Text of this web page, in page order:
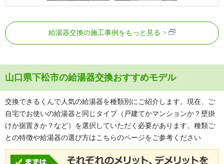
給湯器交換の施工事例をもっと見る
山口県下松市の給湯器交換おすすめモデル
交換できるくんで人気の給湯器を種類別にご紹介します。現在、ご
自宅でお使いの給湯器と同じタイプ（戸建てかマンションか？壁掛
けか据置きか？など）を選択していただく必要があります。種類ご
との特徴や給湯器の選び方はこちらのページをご参考ください